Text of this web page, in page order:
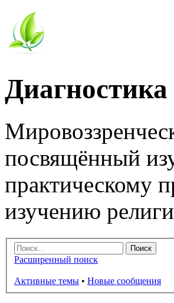
посвящённый
практическому
изучению
Расширенный поиск
Активные темы • Новые сообщения